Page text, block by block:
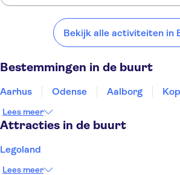
buurt van Billund:
Odense Aalborg
Bekijk alle activiteiten in
Bestemmingen in de buurt
Aarhus Odense Aalborg
Lees meer
Attracties in de buurt
Legoland
Lees meer